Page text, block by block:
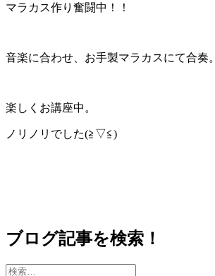
マラカス作り奮闘中！！
音楽に合わせ、お手製マラカスにて合奏。
楽しくお講座中。
ノリノリでした(≧▽≦)
ブログ記事を検索！
検